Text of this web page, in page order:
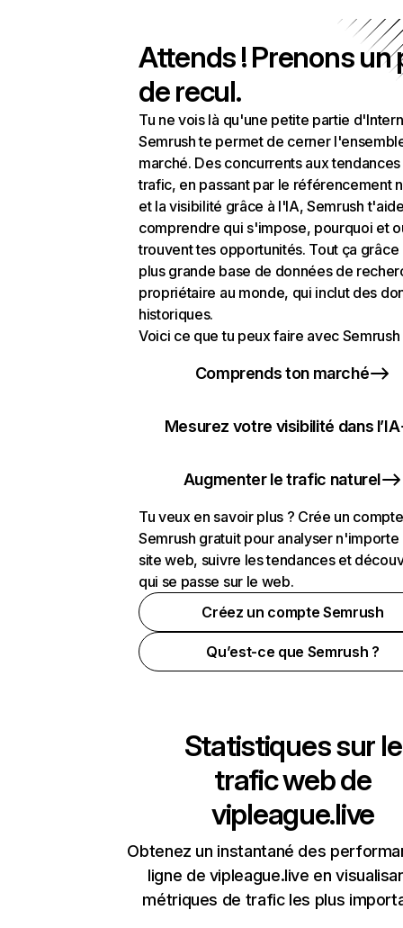
Attends ! Prenons un
de recul.
Tu ne vois là qu'une petite partie
Semrush te permet de cerner
marché. Des concurrents aux
trafic, en passant par le référencement
et la visibilité grâce à l'IA, Semrush
comprendre qui s'impose, pourquoi et
trouvent tes opportunités. Tout ça grâce
plus grande base de données de
propriétaire au monde, qui inclut des
historiques.
Voici ce que tu peux faire avec Semrush
Comprends ton marché
Mesurez votre visibilité dans l’IA
Augmenter le trafic naturel
Tu veux en savoir plus ? Crée un compte
Semrush gratuit pour analyser n'importe
site web, suivre les tendances et
qui se passe sur le web.
Créez un compte Semrush
Qu’est-ce que Semrush ?
Statistiques sur le
trafic web de
vipleague.live
Obtenez un instantané des
ligne de vipleague.live en
métriques de trafic les plus